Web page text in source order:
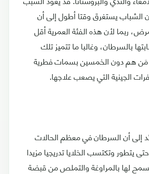
الشباب يستغرق وقتا أطول إلى أن
ربما لأن هذه الفئة العمرية أقل
بالسرطان، وغالبا ما تتميز تلك
مَن هم دون الخمسين بسمات فطرية
الجينية التي يصعب علاجها.
إلى أن السرطان في معظم الحالات
يتطور وتكتسب الخلايا تدريجيا مزيدا
لها بالمراوغة والتملص من قبضة